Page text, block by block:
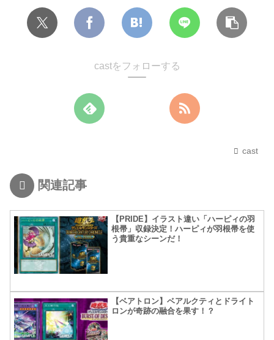
castをフォローする
cast
関連記事
【PRIDE】イラスト違い「ハーピィの羽
根帚」収録決定！ハーピィが羽根帚を使
う貴重なシーンだ！
【ベアトロン】ベアルクティとドライト
ロンが奇跡の融合を果す！？